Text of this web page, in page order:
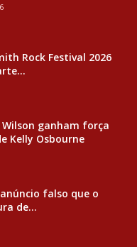
Rock Festival 2026
Wilson ganham força
Kelly Osbourne
falso que o
de...